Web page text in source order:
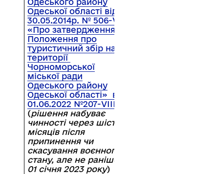
Одеської області від
30.05.2014р. № 506-VI
«Про затвердження
Положення про
туристичний збір на
території
Чорноморської
міської ради
Одеського району
Одеської області» від
01.06.2022 №207-VIІІ
(рішення набуває
чинності через шість
місяців після
припинення чи
скасування воєнного
стану, але не раніше
01 січня 2023 року)